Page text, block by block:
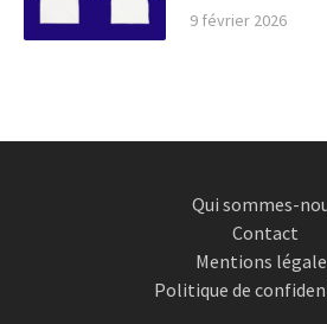
9 février 2026
Qui sommes-
Contact
Mentions
Politique de